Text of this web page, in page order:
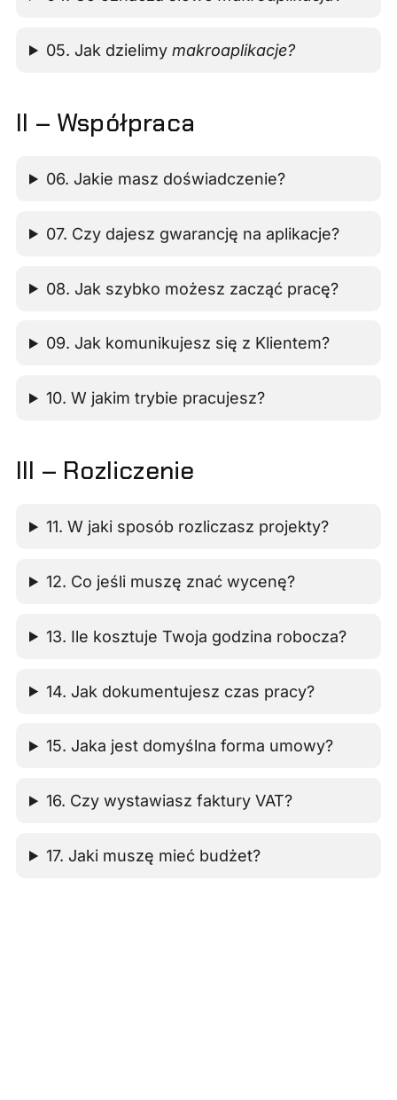
05. Jak dzielimymakroaplikacje?
II – Współpraca
06. Jakie masz doświadczenie?
07. Czy dajesz gwarancję na aplikacje?
08. Jak szybko możesz zacząć pracę?
09. Jak komunikujesz się z Klientem?
10. W jakim trybie pracujesz?
III – Rozliczenie
11. W jaki sposób rozliczasz projekty?
12. Co jeśli muszę znać wycenę?
13. Ile kosztuje Twoja godzina robocza?
14. Jak dokumentujesz czas pracy?
15. Jaka jest domyślna forma umowy?
16. Czy wystawiasz faktury VAT?
17. Jaki muszę mieć budżet?